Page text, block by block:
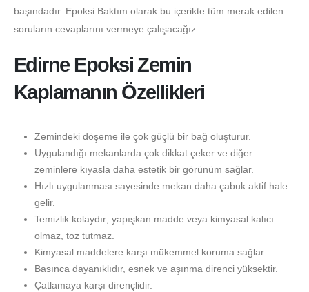
başındadır. Epoksi Baktım olarak bu içerikte tüm merak edilen
soruların cevaplarını vermeye çalışacağız.
Edirne Epoksi Zemin
Kaplamanın Özellikleri
Zemindeki döşeme ile çok güçlü bir bağ oluşturur.
Uygulandığı mekanlarda çok dikkat çeker ve diğer
zeminlere kıyasla daha estetik bir görünüm sağlar.
Hızlı uygulanması sayesinde mekan daha çabuk aktif hale
gelir.
Temizlik kolaydır; yapışkan madde veya kimyasal kalıcı
olmaz, toz tutmaz.
Kimyasal maddelere karşı mükemmel koruma sağlar.
Basınca dayanıklıdır, esnek ve aşınma direnci yüksektir.
Çatlamaya karşı dirençlidir.